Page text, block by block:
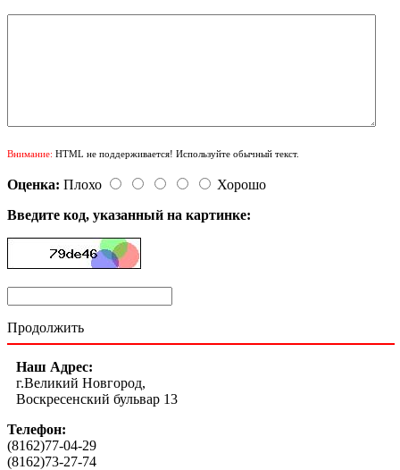
Внимание: HTML не поддерживается! Используйте обычный текст.
Оценка: Плохо
Хорошо
Введите код, указанный на картинке:
Продолжить
Наш Адрес:
г.Великий Новгород,
Воскресенский бульвар 13
Телефон:
(8162)77-04-29
(8162)73-27-74